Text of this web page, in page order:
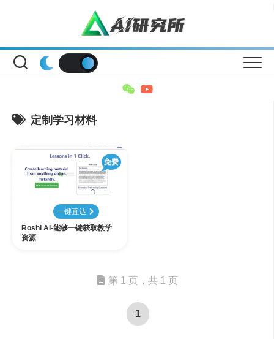
定制学习材料
免费
一键直达
Roshi AI-能够一键获取教学
资源
第 1 页，共 1 页
1